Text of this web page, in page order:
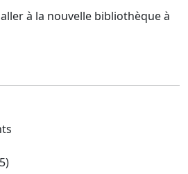
à la nouvelle bibliothèque à